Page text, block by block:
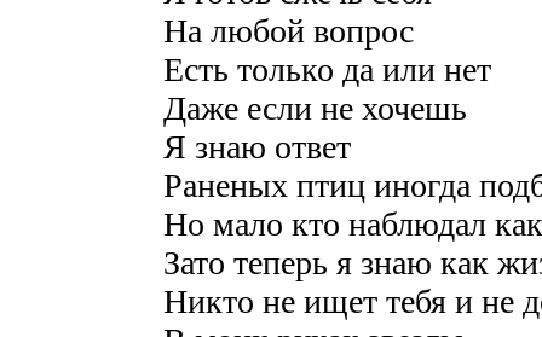
На любой вопрос
Есть только да или нет
Даже если не хочешь
Я знаю ответ
Раненых птиц иногда
Но мало кто наблюдал
Зато теперь я знаю как
Никто не ищет тебя и не